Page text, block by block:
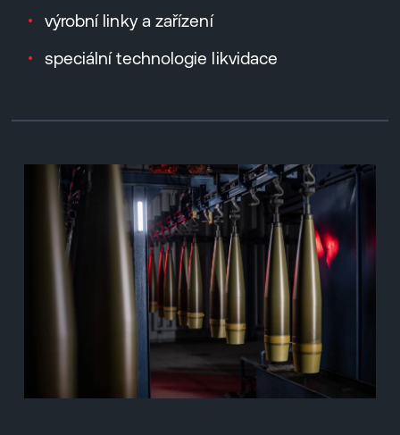
výrobní linky a zařízení
speciální technologie likvidace